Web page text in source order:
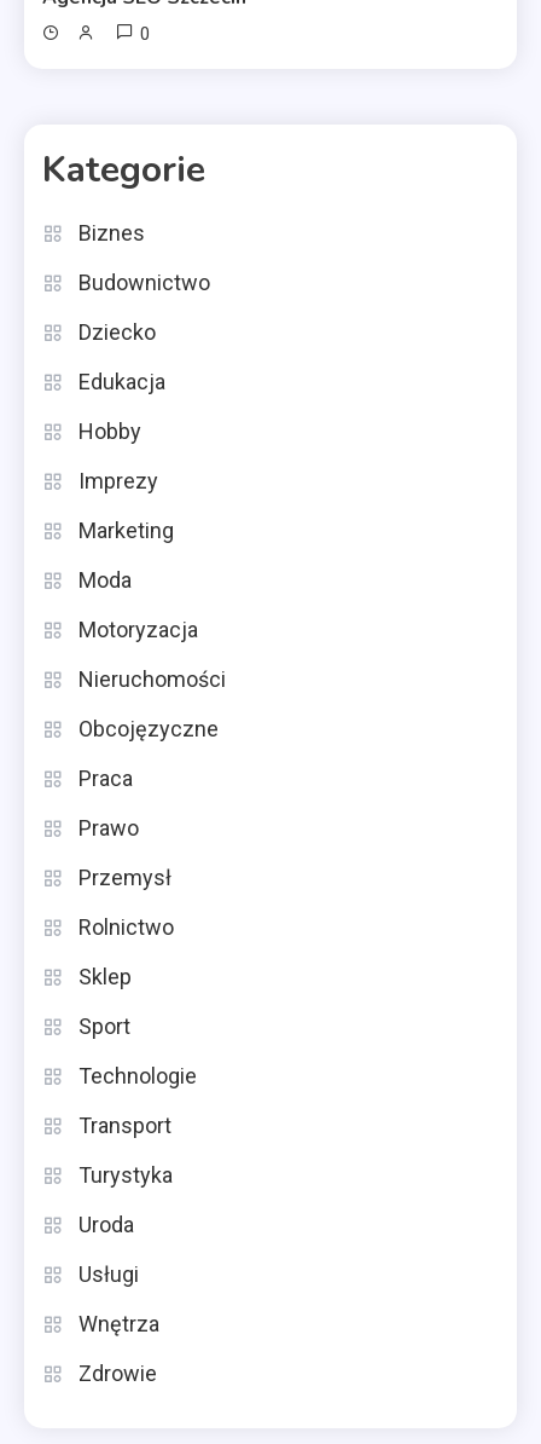
0
Kategorie
Biznes
Budownictwo
Dziecko
Edukacja
Hobby
Imprezy
Marketing
Moda
Motoryzacja
Nieruchomości
Obcojęzyczne
Praca
Prawo
Przemysł
Rolnictwo
Sklep
Sport
Technologie
Transport
Turystyka
Uroda
Usługi
Wnętrza
Zdrowie